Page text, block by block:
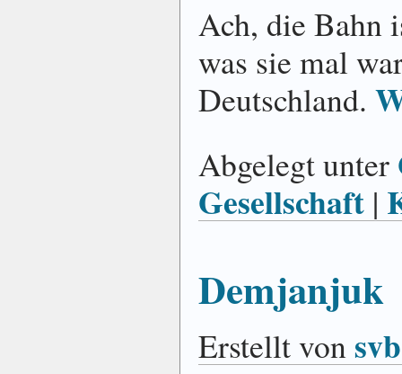
Ach, die Bahn
was sie mal
Deutschland.
Abgelegt unter
Gesellschaft |
Demjanjuk
Erstellt von svb